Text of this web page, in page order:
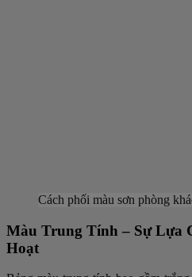
Cách phối màu sơn phòng
Màu Trung Tính – Sự Lựa
Hoạt